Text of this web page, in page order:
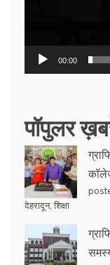
00:00
पॉपुलर
देहरादून, शिक्षा